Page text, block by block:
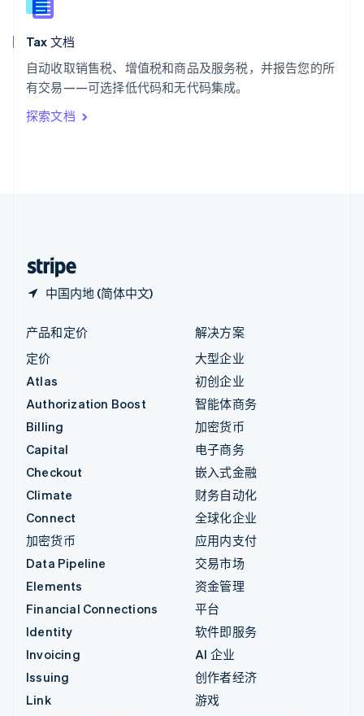
Tax 文档
自动收取销售税、增值税和商品及服务税，并报告您的所
有交易——可选择低代码和无代码集成。
探索文档
中国内地 (简体中文)
新西兰
匈牙利
意大利
ItalianoEnglish
印度
English
产品和定价
定价
Atlas
Authorization Boost
Billing
Capital
Checkout
Climate
Connect
加密货币
Data Pipeline
Elements
Financial Connections
Identity
Invoicing
Issuing
Link
解决方案
大型企业
初创企业
智能体商务
加密货币
电子商务
嵌入式金融
财务自动化
全球化企业
应用内支付
交易市场
资金管理
平台
软件即服务
AI 企业
创作者经济
游戏